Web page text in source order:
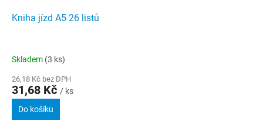
Kniha jízd A5 26 listů
Skladem (3 ks)
26,18 Kč bez DPH
31,68 Kč / ks
Do košíku